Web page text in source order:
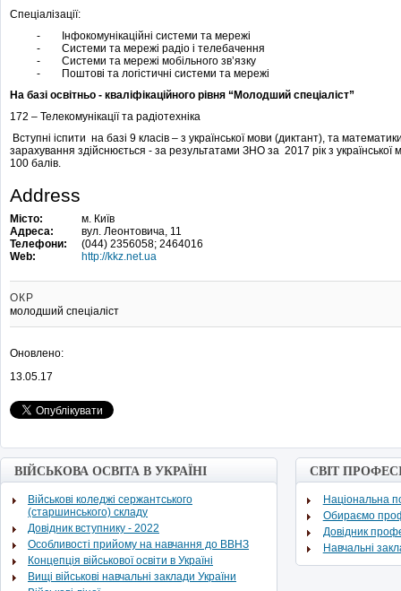
Спеціалізації:
- Інфокомунікаційні системи та мережі
- Системи та мережі радіо і телебачення
- Системи та мережі мобільного зв’язку
- Поштові та логістичні системи та мережі
На базі освітньо - кваліфікаційного рівня “Молодший спеціаліст”
172 – Телекомунікації та радіотехніка
Вступні іспити на базі 9 класів – з української мови (диктант), та
зарахування здійснюється - за результатами ЗНО за 2017 рік з української
100 балів.
Address
Місто:
м. Київ
Адреса:
вул. Леонтовича, 11
Телефони:
(044) 2356058; 2464016
Web:
http://kkz.net.ua
ОКР
молодший спеціаліст
Оновлено:
13.05.17
ВІЙСЬКОВА ОСВІТА В УКРАЇНІ
Військові коледжі сержантського
(старшинського) складу
Довідник вступнику - 2022
Особливості прийому на навчання до ВВНЗ
Концепція військової освіти в Україні
Вищі військові навчальні заклади України
СВІТ
Національна
Обираємо
Довідник
Навчальні